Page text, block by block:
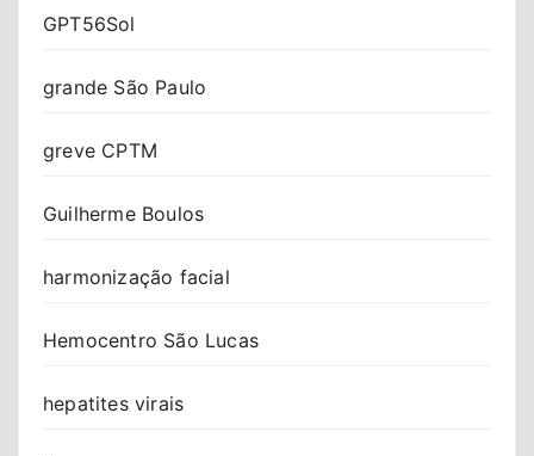
GPT56Sol
grande São Paulo
greve CPTM
Guilherme Boulos
harmonização facial
Hemocentro São Lucas
hepatites virais